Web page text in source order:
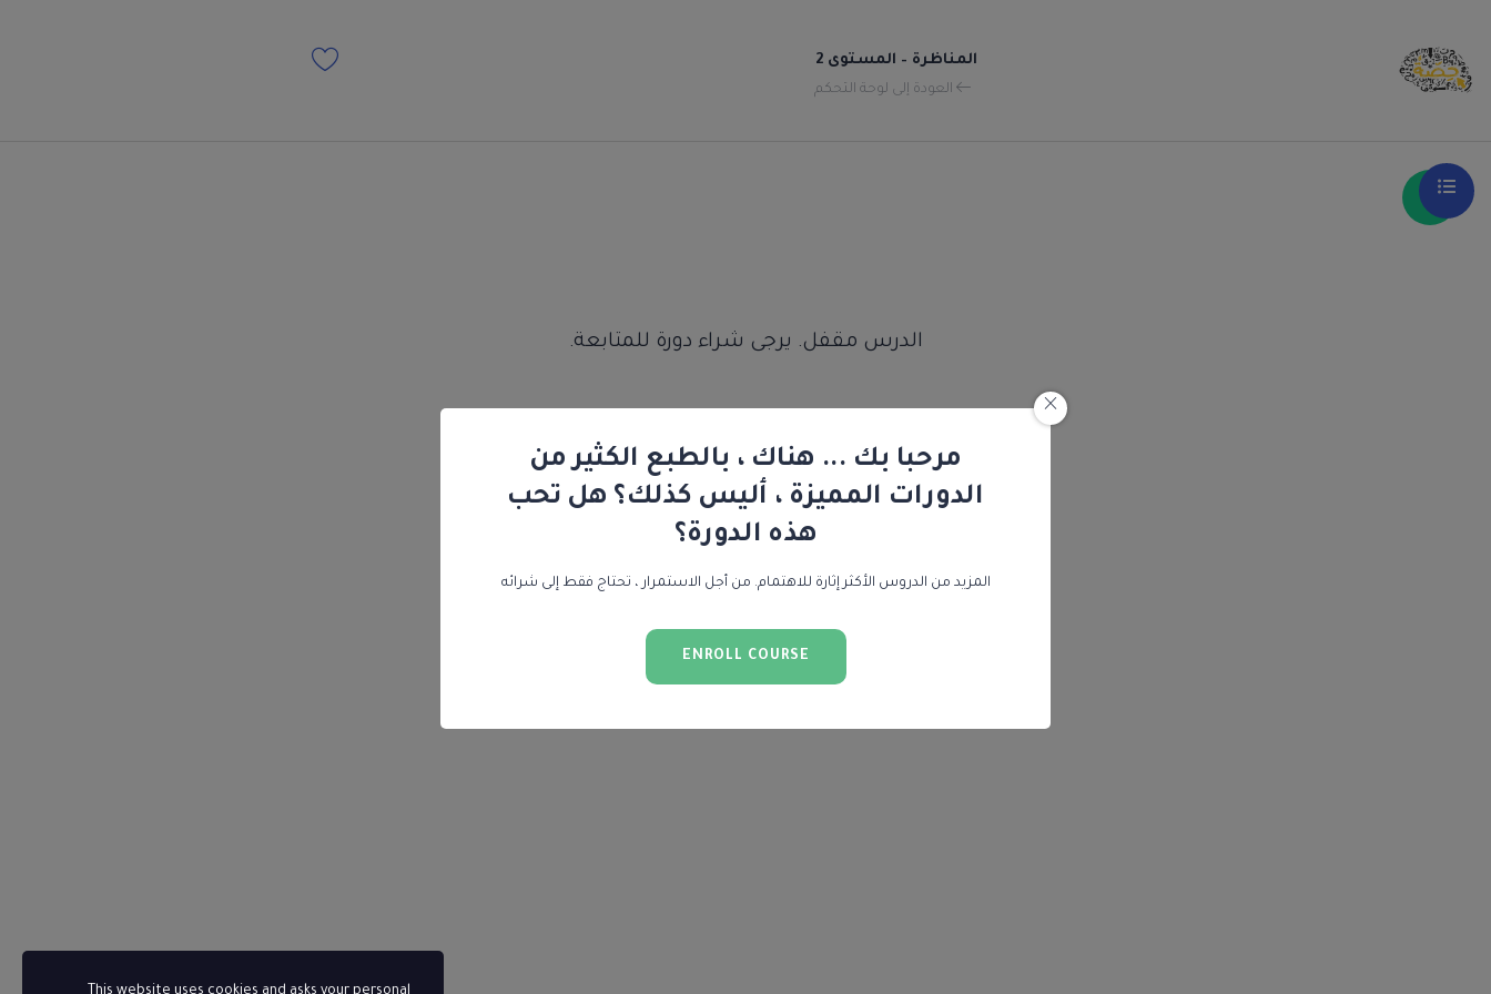
المناظرة – المستوى 2
العودة إلى لوحة التحكم
مرحبا بك ... هناك ، بالطبع الكثير من
الدورات المميزة ، أليس كذلك؟ هل تحب
هذه الدورة؟
المزيد من الدروس الأكثر إثارة للاهتمام. من أجل الاستمرار ، تحتاج فقط إلى شرائه
ENROLL COURSE
الدرس مقفل. يرجى شراء دورة للمتابعة.